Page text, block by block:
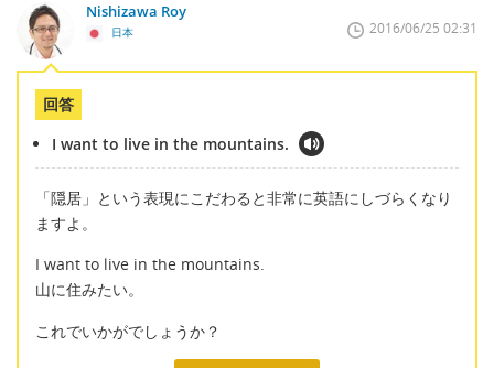
Nishizawa Roy
日本 2016/06/25 02:31
回答
I want to live in the mountains.
「隠居」という表現にこだわると非常に英語にしづらくなり
ますよ。
I want to live in the mountains.
山に住みたい。
これでいかがでしょうか？